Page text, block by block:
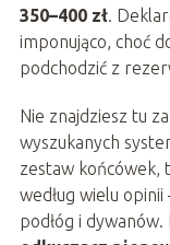
350–400 zł.
imponująco, choć
podchodzić z
Nie znajdziesz tu
wyszukanych
zestaw
według wielu
podłóg i